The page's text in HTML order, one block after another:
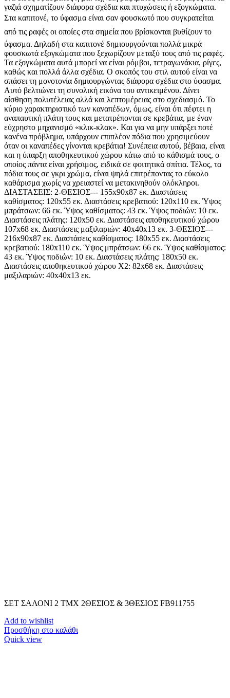
γαζιά σχηματίζουν διάφορα σχέδια και πτυχώσεις ή εξογκώματα.
Στα καπιτονέ, το ύφασμα είναι σαν φουσκωτό που συγκρατείται
από τις ραφές οι οποίες στα σημεία που βρίσκονται βυθίζουν το
ύφασμα. Δηλαδή στα καπιτονέ δημιουργούνται πολλά μικρά
φουσκωτά εξογκώματα που ξεχωρίζουν μεταξύ τους από τις ραφές.
Τα εξογκώματα αυτά μπορεί να είναι ρόμβοι, τετραγωνάκια, ρίγες,
καθώς και πολλά άλλα σχέδια. Ο σκοπός του στιλ αυτού είναι να
σπάσει τη μονοτονία δημιουργώντας διάφορα σχέδια στο ύφασμα.
Αυτό βελτιώνει τη συνολική εικόνα του αντικειμένου. Δίνει
αίσθηση πολυτέλειας αλλά και λεπτομέρειας στο σχεδιασμό. Το
κύριο χαρακτηριστικό των καναπέδων, όμως, είναι ότι πέφτει η
αναπαυτική πλάτη τους και μετατρέπονται σε κρεβάτια, με έναν
εύχρηστο μηχανισμό «κλικ-κλακ». Και για να μην υπάρξει ποτέ
κανένα πρόβλημα, υπάρχουν επιπλέον πόδια που χρησιμεύουν
όταν οι καναπέδες γίνονται κρεβάτια! Συνέπεια αυτού, βέβαια, είναι
και η ύπαρξη αποθηκευτικού χώρου κάτω από το κάθισμά τους, ο
οποίος πάντα είναι χρήσιμος, ειδικά σε φοιτητικά σπίτια. Τέλος, τα
πόδια τους σε γκρι χρώμα, είναι ψηλά επιτρέποντας το εύκολο
καθάρισμα χωρίς να χρειαστεί να μετακινηθούν ολόκληροι.
ΔΙΑΣΤΑΣΕΙΣ: 2-ΘΕΣΙΟΣ--- 155x90x87 εκ. Διαστάσεις
καθίσματος: 120x55 εκ. Διαστάσεις κρεβατιού: 120x110 εκ. Ύψος
μπράτσων: 66 εκ. Ύψος καθίσματος: 43 εκ. Ύψος ποδιών: 10 εκ.
Διαστάσεις πλάτης: 120x50 εκ. Διαστάσεις αποθηκευτικού χώρου
107x68 εκ. Διαστάσεις μαξιλαριών: 40x40x13 εκ. 3-ΘΕΣΙΟΣ---
216x90x87 εκ. Διαστάσεις καθίσματος: 180x55 εκ. Διαστάσεις
κρεβατιού: 180x110 εκ. Ύψος μπράτσων: 66 εκ. Ύψος καθίσματος:
43 εκ. Ύψος ποδιών: 10 εκ. Διαστάσεις πλάτης: 180x50 εκ.
Διαστάσεις αποθηκευτικού χώρου Χ2: 82x68 εκ. Διαστάσεις
μαξιλαριών: 40x40x13 εκ.
ΣΕΤ ΣΑΛΟΝΙ 2 TMX 2ΘΕΣΙΟΣ & 3ΘΕΣΙΟΣ FB911755
Add to wishlist
Προσθήκη στο καλάθι
Quick view